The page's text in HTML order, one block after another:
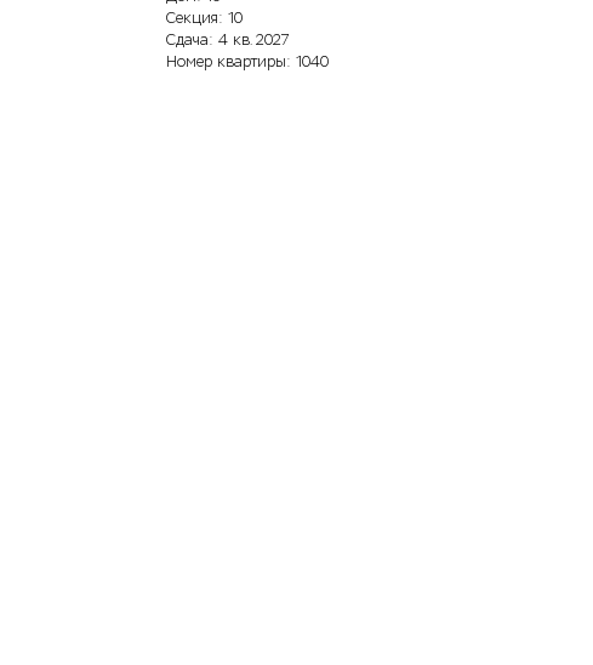
Секция: 10
Сдача: 4 кв. 2027
Номер квартиры: 1040